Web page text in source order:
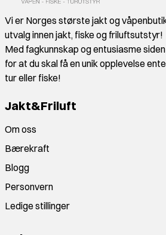
Vi er Norges største jakt og
utvalg innen jakt, fiske og friluftsutstyr!
Med fagkunnskap og entusiasme
for at du skal få en unik opplevelse
tur eller fiske!
Jakt&Friluft
Om oss
Bærekraft
Blogg
Personvern
Ledige stillinger